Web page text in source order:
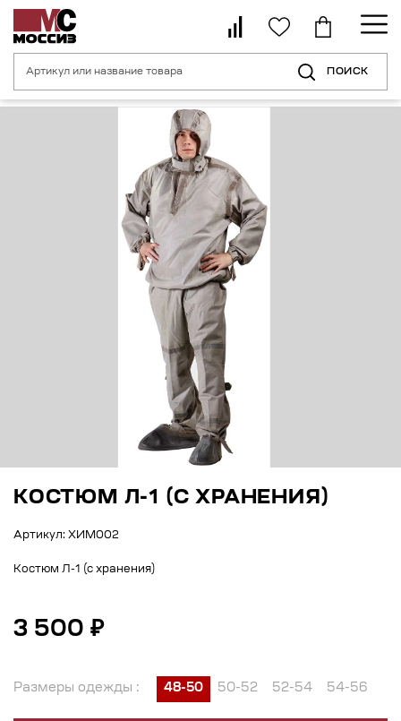
ПОИСК
Главная страница Химзащитная одежда
КОСТЮМ Л-1 (С ХРАНЕНИЯ)
Артикул: ХИМ002
Костюм Л-1 (с хранения)
3 500 ₽
Размеры одежды : 48-50 50-52 52-54 54-56